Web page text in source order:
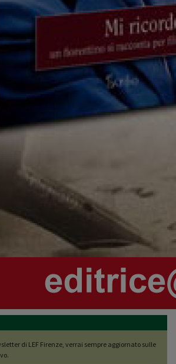
di LEF Firenze, verrai sempre aggiornato sulle